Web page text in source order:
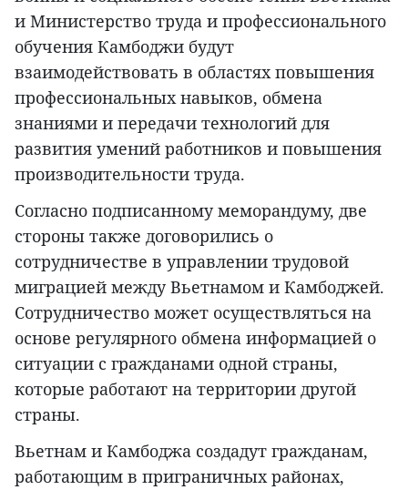
и Министерство труда и профессионального
обучения Камбоджи будут
взаимодействовать в областях повышения
профессиональных навыков, обмена
знаниями и передачи технологий для
развития умений работников и повышения
производительности труда.
Согласно подписанному меморандуму, две
стороны также договорились о
сотрудничестве в управлении трудовой
миграцией между Вьетнамом и Камбоджей.
Сотрудничество может осуществляться на
основе регулярного обмена информацией о
ситуации с гражданами одной страны,
которые работают на территории другой
страны.
Вьетнам и Камбоджа создадут гражданам,
работающим в приграничных районах,